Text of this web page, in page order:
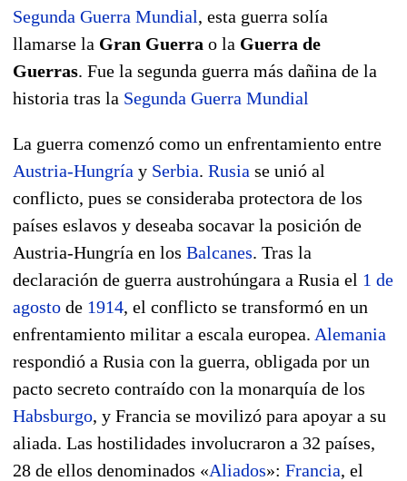
Segunda Guerra Mundial, esta guerra solía
llamarse la Gran Guerra o la Guerra de
Guerras. Fue la segunda guerra más dañina de la
historia tras la Segunda Guerra Mundial
La guerra comenzó como un enfrentamiento entre
Austria-Hungría y Serbia. Rusia se unió al
conflicto, pues se consideraba protectora de los
países eslavos y deseaba socavar la posición de
Austria-Hungría en los Balcanes. Tras la
declaración de guerra austrohúngara a Rusia el 1 de
agosto de 1914, el conflicto se transformó en un
enfrentamiento militar a escala europea. Alemania
respondió a Rusia con la guerra, obligada por un
pacto secreto contraído con la monarquía de los
Habsburgo, y Francia se movilizó para apoyar a su
aliada. Las hostilidades involucraron a 32 países,
28 de ellos denominados «Aliados»: Francia, el